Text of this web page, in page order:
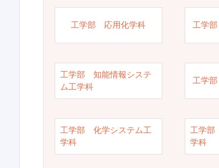
工学部 応用化学科 工学
工学部 知能情報システ
ム工学科
工学
工学部 化学システム工
学科
工学部
学科